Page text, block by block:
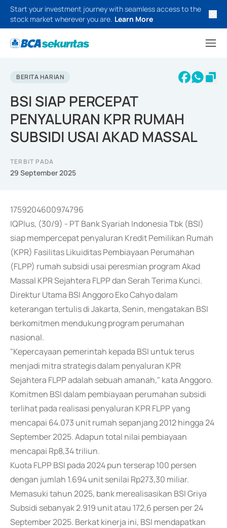
Start your investment journey with seamless access to the
stock market wherever you are. Learn More
BERITA HARIAN
BSI SIAP PERCEPAT
PENYALURAN KPR RUMAH
SUBSIDI USAI AKAD MASSAL
TERBIT PADA
29 September 2025
1759204600974796
IQPlus, (30/9) - PT Bank Syariah Indonesia Tbk (BSI)
siap mempercepat penyaluran Kredit Pemilikan Rumah
(KPR) Fasilitas Likuiditas Pembiayaan Perumahan
(FLPP) rumah subsidi usai peresmian program Akad
Massal KPR Sejahtera FLPP dan Serah Terima Kunci.
Direktur Utama BSI Anggoro Eko Cahyo dalam
keterangan tertulis di Jakarta, Senin, mengatakan BSI
berkomitmen mendukung program perumahan
nasional.
"Kepercayaan pemerintah kepada BSI untuk terus
menjadi mitra strategis dalam penyaluran KPR
Sejahtera FLPP adalah sebuah amanah," kata Anggoro.
Komitmen BSI dalam pembiayaan perumahan subsidi
terlihat pada realisasi penyaluran KPR FLPP yang
mencapai 64.073 unit rumah sepanjang 2012 hingga 24
September 2025. Adapun total nilai pembiayaan
mencapai Rp8,34 triliun.
Kuota FLPP BSI pada 2024 pun terserap 100 persen
dengan jumlah 1.694 unit senilai Rp273,30 miliar.
Memasuki tahun 2025, bank merealisasikan BSI Griya
Subsidi sebanyak 2.919 unit atau 172,6 persen per 24
September 2025. Berkat kinerja ini, BSI mendapatkan